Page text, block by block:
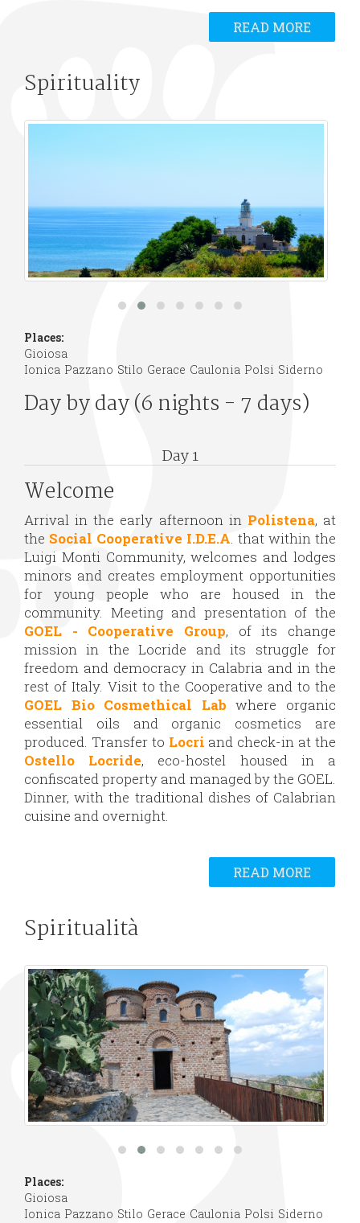
READ MORE
Spirituality
Places:
Gioiosa
Ionica Pazzano Stilo Gerace Caulonia Polsi Siderno
Day by day (6 nights - 7 days)
Day 1
Welcome
Arrival in the early afternoon in Polistena, at
the Social Cooperative I.D.E.A. that within the
Luigi Monti Community, welcomes and lodges
minors and creates employment opportunities
for young people who are housed in the
community. Meeting and presentation of the
GOEL - Cooperative Group, of its change
mission in the Locride and its struggle for
freedom and democracy in Calabria and in the
rest of Italy. Visit to the Cooperative and to the
GOEL Bio Cosmethical Labwhere organic
essential oils and organic cosmetics are
produced. Transfer to Locri and check-in at the
Ostello Locride, eco-hostel housed in a
confiscated property and managed by the GOEL.
Dinner, with the traditional dishes of Calabrian
cuisine and overnight.
READ MORE
Spiritualità
Places:
Gioiosa
Ionica Pazzano Stilo Gerace Caulonia Polsi Siderno